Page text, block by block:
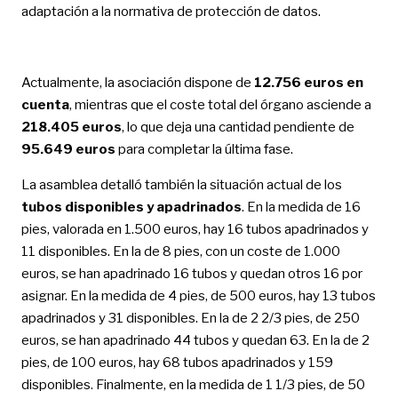
adaptación a la normativa de protección de datos.
Actualmente, la asociación dispone de 12.756 euros en
cuenta, mientras que el coste total del órgano asciende a
218.405 euros, lo que deja una cantidad pendiente de
95.649 euros para completar la última fase.
La asamblea detalló también la situación actual de los
tubos disponibles y apadrinados. En la medida de 16
pies, valorada en 1.500 euros, hay 16 tubos apadrinados y
11 disponibles. En la de 8 pies, con un coste de 1.000
euros, se han apadrinado 16 tubos y quedan otros 16 por
asignar. En la medida de 4 pies, de 500 euros, hay 13 tubos
apadrinados y 31 disponibles. En la de 2 2/3 pies, de 250
euros, se han apadrinado 44 tubos y quedan 63. En la de 2
pies, de 100 euros, hay 68 tubos apadrinados y 159
disponibles. Finalmente, en la medida de 1 1/3 pies, de 50